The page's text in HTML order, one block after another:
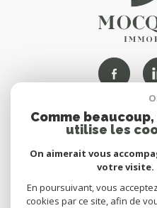
Comme
utilise les
On aimerait vous
votre visite.
En poursuivant, vous
cookies par ce site, afin de